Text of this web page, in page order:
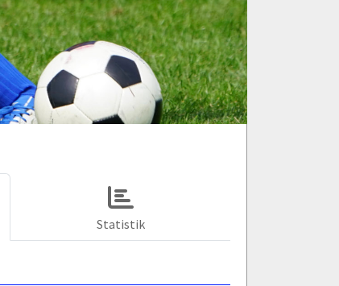
Statistik